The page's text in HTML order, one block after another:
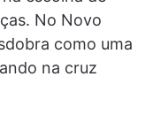
No Novo
como uma
na cruz